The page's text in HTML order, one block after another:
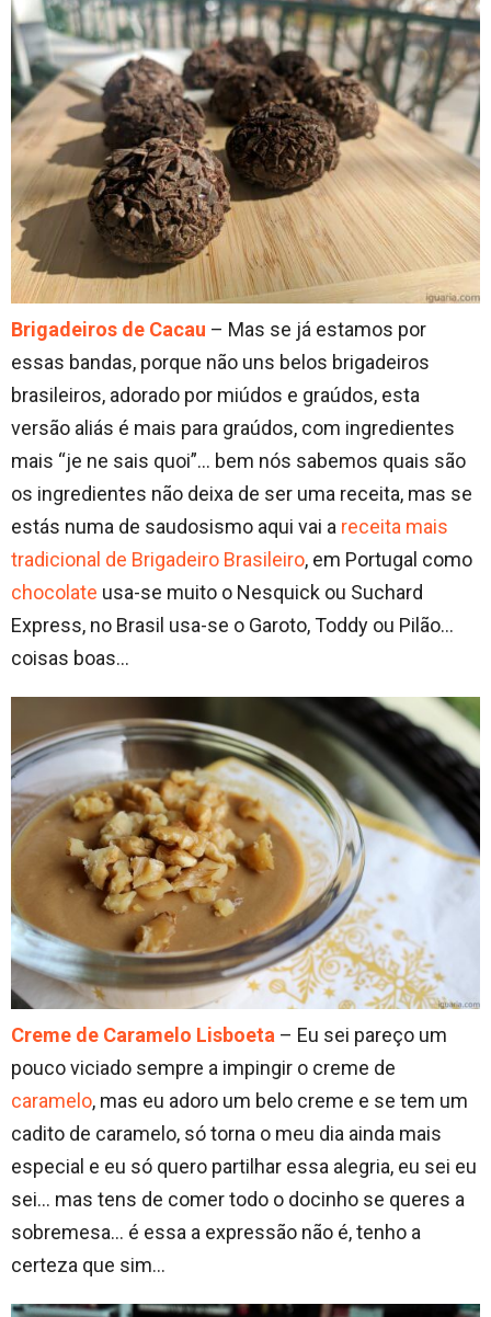
Brigadeiros de Cacau – Mas se já estamos por
essas bandas, porque não uns belos brigadeiros
brasileiros, adorado por miúdos e graúdos, esta
versão aliás é mais para graúdos, com ingredientes
mais “je ne sais quoi”… bem nós sabemos quais são
os ingredientes não deixa de ser uma receita, mas se
estás numa de saudosismo aqui vai a receita mais
tradicional de Brigadeiro Brasileiro, em Portugal como
chocolate usa-se muito o Nesquick ou Suchard
Express, no Brasil usa-se o Garoto, Toddy ou Pilão…
coisas boas…
Creme de Caramelo Lisboeta – Eu sei pareço um
pouco viciado sempre a impingir o creme de
caramelo, mas eu adoro um belo creme e se tem um
cadito de caramelo, só torna o meu dia ainda mais
especial e eu só quero partilhar essa alegria, eu sei eu
sei… mas tens de comer todo o docinho se queres a
sobremesa… é essa a expressão não é, tenho a
certeza que sim…